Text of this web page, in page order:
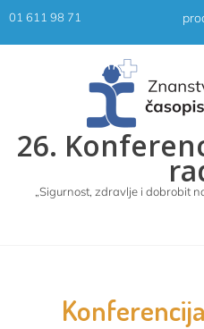
Skip01 611 98 71
26.
„Sigurnost, zdravlje i dobrobit